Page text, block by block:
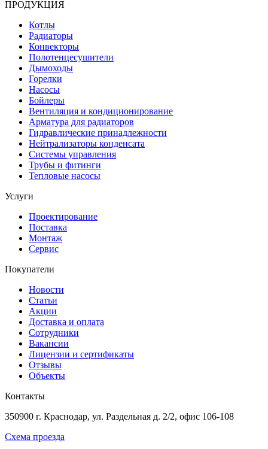
ПРОДУКЦИЯ
Котлы
Радиаторы
Конвекторы
Полотенцесушители
Дымоходы
Горелки
Насосы
Бойлеры
Вентиляция и кондиционирование
Арматура для радиаторов
Гидравлические принадлежности
Нейтрализаторы конденсата
Системы управления
Трубы и фитинги
Тепловые насосы
Услуги
Проектирование
Поставка
Монтаж
Сервис
Покупатели
Новости
Статьи
Акции
Доставка и оплата
Сотрудники
Вакансии
Лицензии и сертификаты
Отзывы
Объекты
Контакты
350900 г. Краснодар, ул. Раздельная д. 2/2, офис 106-108
Схема проезда